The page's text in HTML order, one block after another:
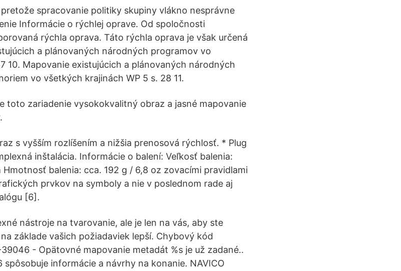
spracovanie politiky skupiny vlákno nesprávne
Informácie o rýchlej oprave. Od spoločnosti
rýchla oprava. Táto rýchla oprava je však určená
a plánovaných národných programov vo
10. Mapovanie existujúcich a plánovaných národných
vo všetkých krajinách WP 5 s. 28 11.
toto zariadenie vysokokvalitný obraz a jasné mapovanie
s vyšším rozlíšením a nižšia prenosová rýchlosť. * Plug
inštalácia. Informácie o balení: Veľkosť balenia:
balenia: cca. 192 g / 6,8 oz zovacími pravidlami
prvkov na symboly a nie v poslednom rade aj
[6].
nástroje na tvarovanie, ale je len na vás, aby ste
základe vašich požiadaviek lepší. Chybový kód
- Opätovné mapovanie metadát %s je už zadané..
informácie a návrhy na konanie. NAVICO